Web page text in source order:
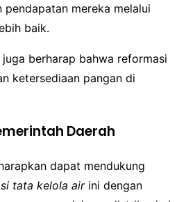
mereka melalui
baik.
berharap bahwa reformasi
ketersediaan pangan di
Daerah
dapat mendukung
tata kelola airini dengan